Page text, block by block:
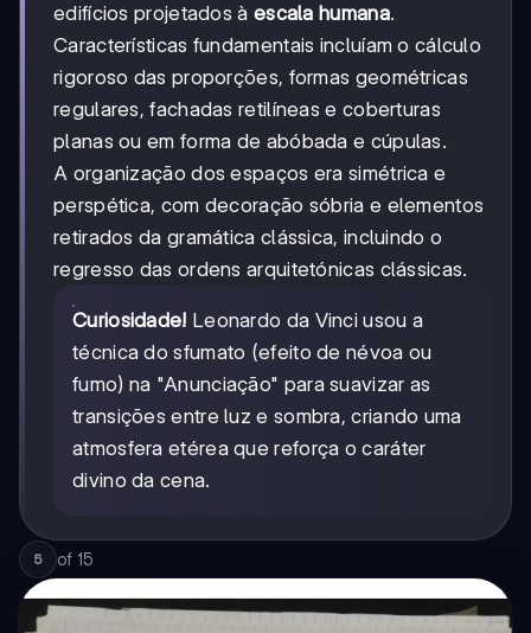
edifícios projetados à escala humana.
Características fundamentais incluíam o cálculo
rigoroso das proporções, formas geométricas
regulares, fachadas retilíneas e coberturas
planas ou em forma de abóbada e cúpulas.
A organização dos espaços era simétrica e
perspética, com decoração sóbria e elementos
retirados da gramática clássica, incluindo o
regresso das ordens arquitetónicas clássicas.
Curiosidade! Leonardo da Vinci usou a
técnica do sfumato (efeito de névoa ou
fumo) na "Anunciação" para suavizar as
transições entre luz e sombra, criando uma
atmosfera etérea que reforça o caráter
divino da cena.
5 of 15